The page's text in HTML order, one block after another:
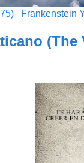
Frankenstein
(The